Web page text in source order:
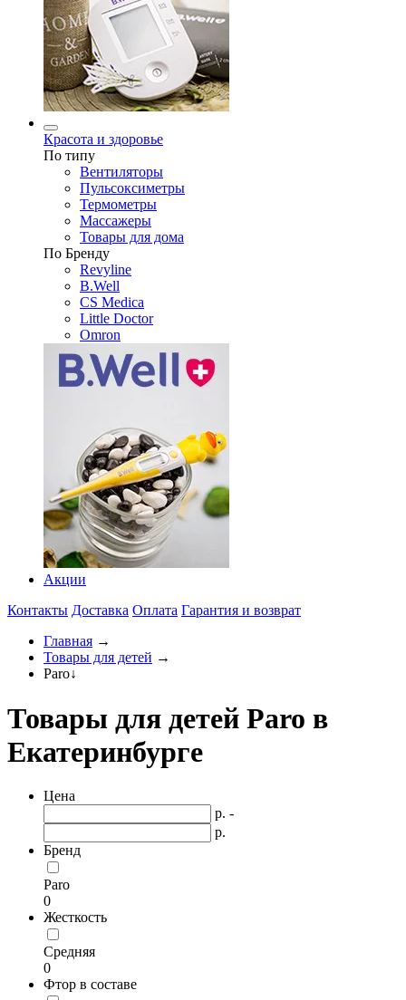
Красота и здоровье
По типу
Вентиляторы
Пульсоксиметры
Термометры
Массажеры
Товары для дома
По Бренду
Revyline
B.Well
CS Medica
Little Doctor
Omron
Акции
Контакты Доставка Оплата Гарантия и возврат
Главная →
Товары для детей →
Paro↓
Товары для детей Paro в
Екатеринбурге
Цена
р. -
р.
Бренд
Paro
0
Жесткость
Средняя
0
Фтор в составе